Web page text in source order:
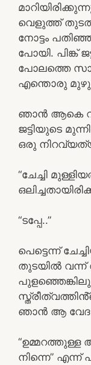
വെളുത്ത്
നോട്ടം
പോയി. പിങ്ക്
പോലത്തെ
എന്തൊരു
ഞാൻ ആകെ
ജട്ടിയുടെ
ഒരു
“ചേച്ചി
“ടപ്പേ..”
പെട്ടെന്ന്
തുടയിൽ
ഞാൻ ആ
“ഉമ്മറത്തുള്ള
നിന്നെ” എന്ന്